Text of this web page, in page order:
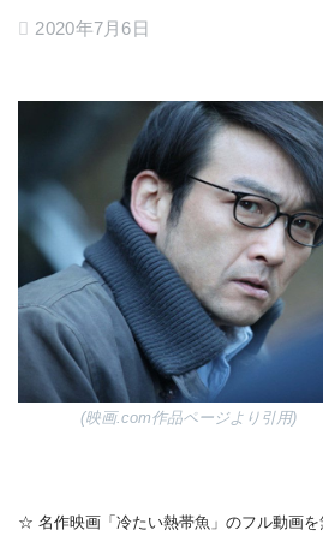
2020年7月6日
(映画.com作品ページより引用)
☆ 名作映画「冷たい熱帯魚」のフル動画を